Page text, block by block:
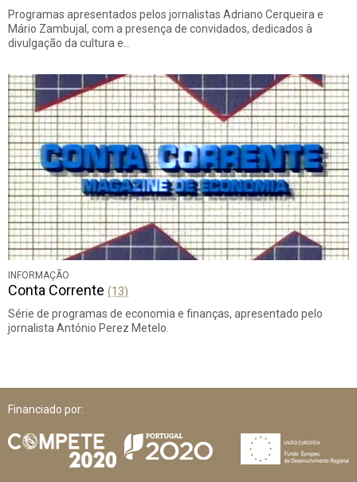
Programas apresentados pelos jornalistas Adriano Cerqueira e
Mário Zambujal, com a presença de convidados, dedicados à
divulgação da cultura e…
INFORMAÇÃO
Conta Corrente (13)
Série de programas de economia e finanças, apresentado pelo
jornalista António Perez Metelo.
Financiado por: